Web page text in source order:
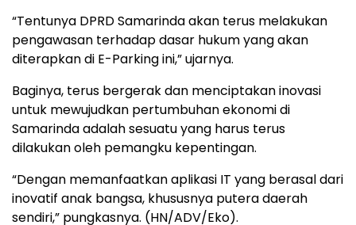
“Tentunya DPRD Samarinda akan terus melakukan
pengawasan terhadap dasar hukum yang akan
diterapkan di E-Parking ini,” ujarnya.
Baginya, terus bergerak dan menciptakan inovasi
untuk mewujudkan pertumbuhan ekonomi di
Samarinda adalah sesuatu yang harus terus
dilakukan oleh pemangku kepentingan.
“Dengan memanfaatkan aplikasi IT yang berasal dari
inovatif anak bangsa, khususnya putera daerah
sendiri,” pungkasnya. (HN/ADV/Eko).